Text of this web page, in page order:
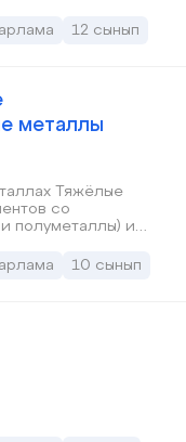
қолданып дәріс
бейім, құзыретті
12 сынып
металлы
Тяжёлые
со
полуметаллы) и
10 сынып